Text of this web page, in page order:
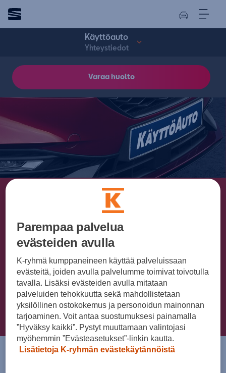
Käyttöauto
Yhteystiedot
Varaa huolto
Yhteystiedot.
SEAT-huoltopisteemme palvelevat sinua kaikissa SEAT-
huoltoasioissa.
Yhteydenottopyyntö
Asiantuntijamme palvelevat
Parempaa palvelua
evästeiden avulla
K-ryhmä kumppaneineen käyttää palveluissaan
evästeitä, joiden avulla palvelumme toimivat toivotulla
tavalla. Lisäksi evästeiden avulla mitataan
palveluiden tehokkuutta sekä mahdollistetaan
yksilöllinen ostokokemus ja personoidun mainonnan
tarjoaminen. Voit antaa suostumuksesi painamalla
”Hyväksy kaikki”. Pystyt muuttamaan valintojasi
myöhemmin ”Evästeasetukset”-linkin kautta.
Lisätietoja K-ryhmän evästekäytännöistä